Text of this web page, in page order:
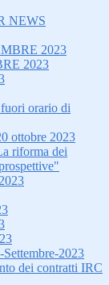
NEWS
2023
2023
fuori orario di
ottobre 2023
riforma dei
2023
dei contratti IRC